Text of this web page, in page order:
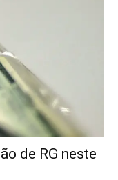
de RG neste